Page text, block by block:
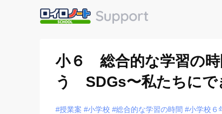
小６ 総合的な学習の
う SDGs〜私たちに
#授業案 #小学校 #総合的な学習の時間 #小学校６